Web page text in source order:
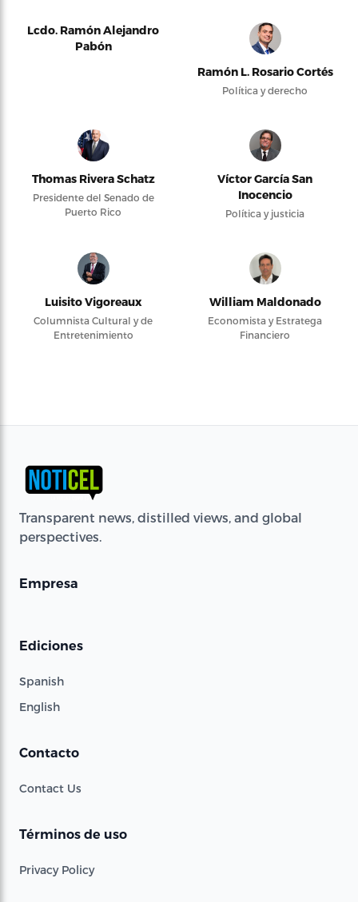
Lcdo. Ramón Alejandro
Pabón
Ramón L. Rosario Cortés
Política y derecho
Thomas Rivera Schatz
Presidente del Senado de
Puerto Rico
Víctor García San
Inocencio
Política y justicia
Luisito Vigoreaux
Columnista Cultural y de
Entretenimiento
William Maldonado
Economista y Estratega
Financiero
Transparent news, distilled views, and global
perspectives.
Empresa
Ediciones
Spanish
English
Contacto
Contact Us
Términos de uso
Privacy Policy